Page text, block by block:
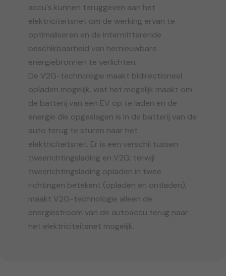
accu's kunnen teruggeven aan het
elektriciteitsnet om de werking ervan te
optimaliseren en de intermitterende
beschikbaarheid van hernieuwbare
energiebronnen te verlichten.
De V2G-technologie maakt bidirectioneel
opladen mogelijk, wat het mogelijk maakt om
de batterij van een EV op te laden en de
energie die opgeslagen is in de batterij van de
auto terug te sturen naar het
elektriciteitsnet. Er is een verschil tussen
tweerichtingslading en V2G: terwijl
tweerichtingslading opladen in twee
richtingen betekent (opladen en ontladen),
maakt V2G-technologie alleen de
energiestroom van de autoaccu terug naar
het elektriciteitsnet mogelijk.